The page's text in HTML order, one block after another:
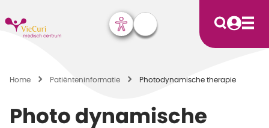
Home Patiënten­informatie Photodynamische therapie
Photo dynamische